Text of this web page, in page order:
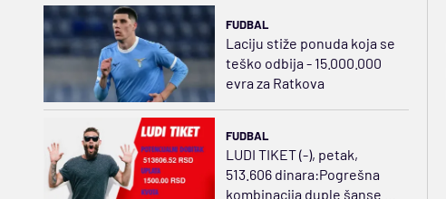
FUDBAL
Laciju stiže ponuda koja se
teško odbija - 15.000.000
evra za Ratkova
FUDBAL
LUDI TIKET (-), petak,
513.606 dinara:Pogrešna
kombinacija duple šanse i